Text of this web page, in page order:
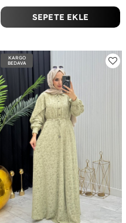
SEPETE EKLE
KARGO
BEDAVA